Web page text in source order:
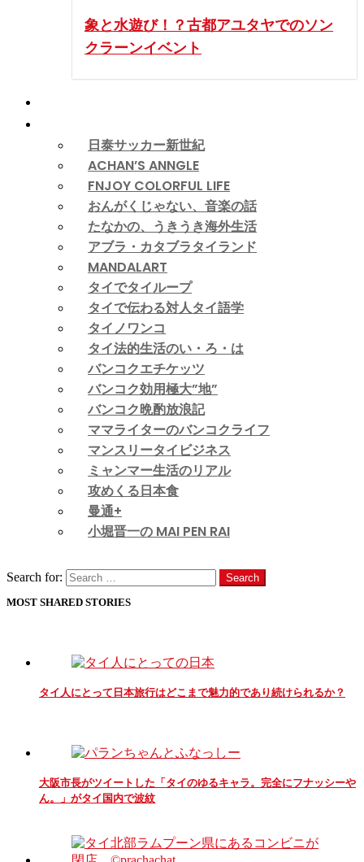
象と水遊び！？古都アユタヤでのソン
クラーンイベント
日泰サッカー新世紀
ACHAN’S ANNGLE
FNJOY COLORFUL LIFE
おんがくじゃない、音楽の話
たなかの、うきうき海外生活
アブラ・カタブラタイランド
MANDALART
タイでタイループ
タイで伝わる対人タイ語学
タイノワンコ
タイ法的生活のい・ろ・は
バンコクエチケッツ
バンコク効用極大”地”
バンコク晩酌放浪記
ママライターのバンコクライフ
マンスリータイビジネス
ミャンマー生活のリアル
攻めくる日本食
曼通+
小堀晋一の MAI PEN RAI
Search for:
Search
MOST SHARED STORIES
タイ人にとって日本旅行はどこまで魅力的であり続けられるか？
大阪市長がツイートした「タイのゆるキャラ。完全にフナッシーや
ん。」がタイ国内で波紋